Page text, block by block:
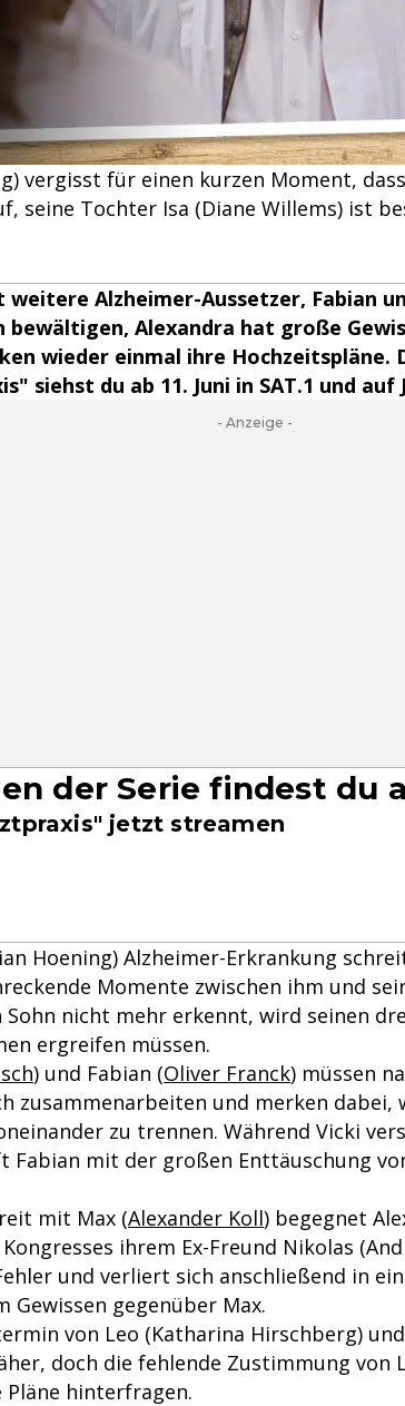
vergisst für einen kurzen Moment,
seine Tochter Isa (Diane Willems) ist
Alzheimer-Aussetzer, Fabian
bewältigen, Alexandra hat große
wieder einmal ihre Hochzeitspläne.
siehst du ab 11. Juni in SAT.1 und auf
- Anzeige -
der Serie findest du
jetzt streamen
Hoening) Alzheimer-Erkrankung
Momente zwischen ihm und
Sohn nicht mehr erkennt, wird seinen
ergreifen müssen.
) und Fabian (Oliver Franck) müssen
zusammenarbeiten und merken dabei,
zu trennen. Während Vicki
Fabian mit der großen Enttäuschung
mit Max (Alexander Koll) begegnet
ihrem Ex-Freund Nikolas
und verliert sich anschließend in
Gewissen gegenüber Max.
von Leo (Katharina Hirschberg)
doch die fehlende Zustimmung von
Pläne hinterfragen.